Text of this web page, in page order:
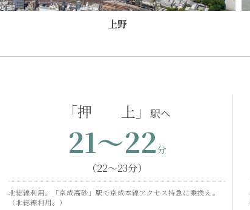
上野
「押 上」
21～22
（22〜23分）
北総線利用。「京成高砂」駅で京成本線アクセス特急に乗換え。
（北総線利用。）